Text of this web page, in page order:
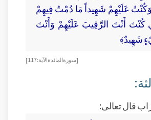
عَلَيْهِمْ شَهِيداً مَا دُمْتُ فِيهِمْ
كُنْتَ أَنْتَ الرَّقِيبَ عَلَيْهِمْ وَأَنْتَ
شَهِيدٌ﴾
[ سورة المائدة الآية: 117]
قال تعالى: